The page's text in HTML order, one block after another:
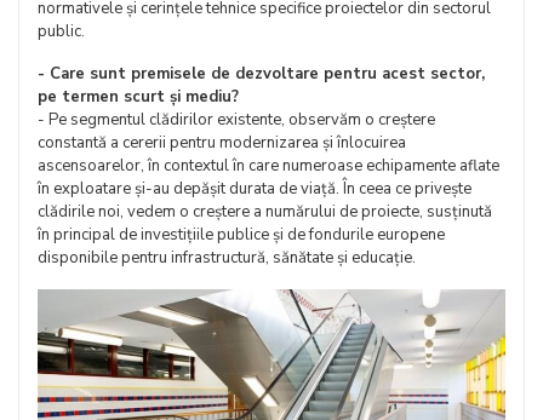
normativele și cerințele tehnice specifice proiectelor din sectorul
public.
- Care sunt premisele de dezvoltare pentru acest sector,
pe termen scurt și mediu?
- Pe segmentul clădirilor existente, observăm o creștere
constantă a cererii pentru modernizarea și înlocuirea
ascensoarelor, în contextul în care numeroase echipamente aflate
în exploatare și-au depășit durata de viață. În ceea ce privește
clădirile noi, vedem o creștere a numărului de proiecte, susținută
în principal de investițiile publice și de fondurile europene
disponibile pentru infrastructură, sănătate și educație.